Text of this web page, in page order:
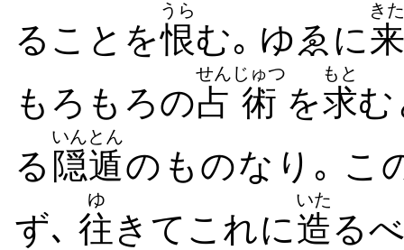
ることを恨
うら
む｡ ゆゑに来
きた
もろもろの占
せん
術
じゅつ
を求
もと
る 隠遁
いんとん
のものなり｡ こ
ず､ 往
ゆ
きてこれに造
いた
る